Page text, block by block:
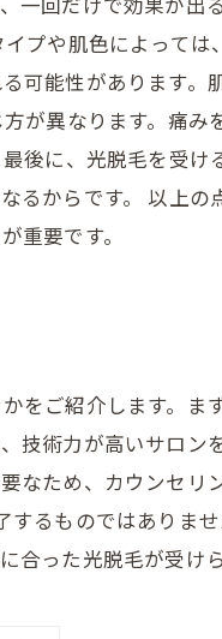
プや肌色によって
可能性があります
が異なります。痛
後に、光脱毛を受
からです。 以上
重要です。
ご紹介します。ま
術力が高いサロン
なため、カウンセ
るものではありま
った光脱毛が受け